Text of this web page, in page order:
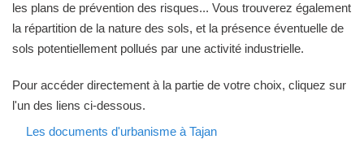
les plans de prévention des risques... Vous trouverez également
la répartition de la nature des sols, et la présence éventuelle de
sols potentiellement pollués par une activité industrielle.
Pour accéder directement à la partie de votre choix, cliquez sur
l'un des liens ci-dessous.
Les documents d'urbanisme à Tajan